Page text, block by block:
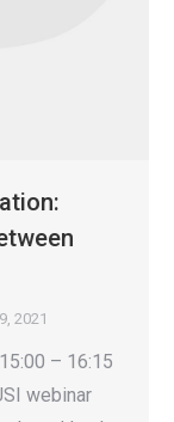
2021
– 16:15
webinar